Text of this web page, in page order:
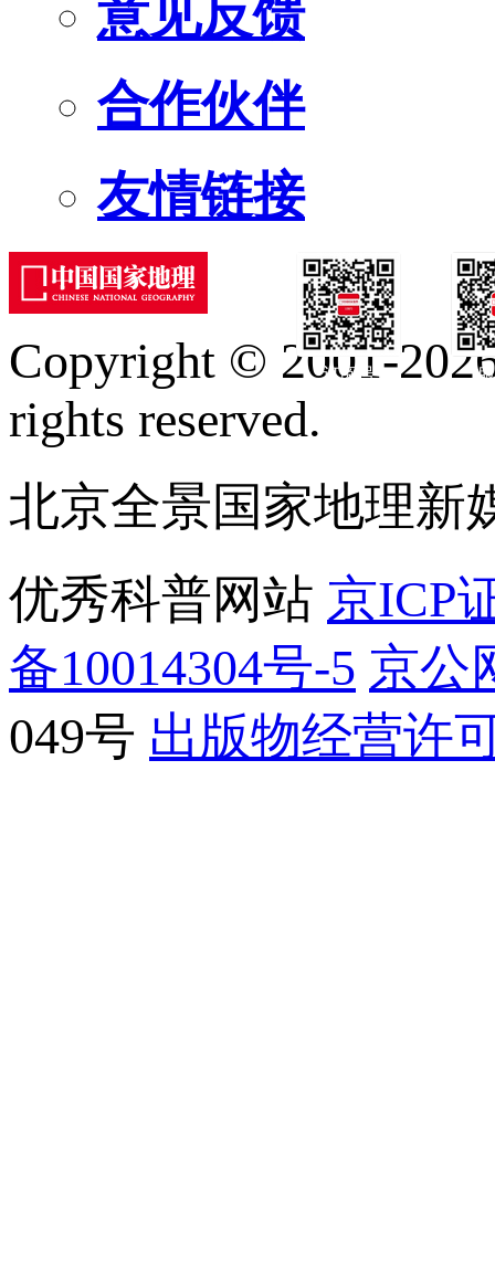
意见反馈
合作伙伴
友情链接
订阅号
Copyright © 2001-
rights reserved.
北京全景国家地理新
优秀科普网站 京ICP
备10014304号-5 京公
049号 出版物经营许